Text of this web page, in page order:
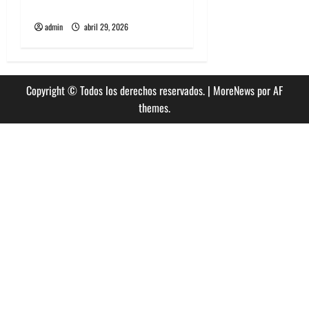
admin abril 29, 2026
Copyright © Todos los derechos reservados. | MoreNewspor AF
themes.